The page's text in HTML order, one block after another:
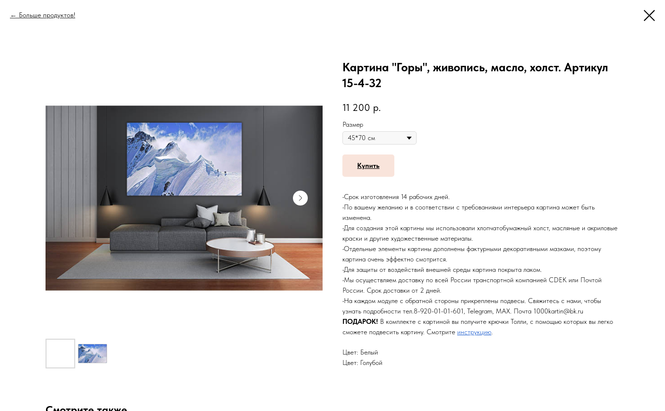
Больше продуктов!
Картина "Горы", живопись, масло, холст. Артикул
15-4-32
11 200 р.
Размер
Купить
•Срок изготовления 14 рабочих дней.
•По вашему желанию и в соответствии с требованиями интерьера картина может быть
изменена.
•Для создания этой картины мы использовали хлопчатобумажный холст, масляные и акриловые
краски и другие художественные материалы.
•Отдельные элементы картины дополнены фактурными декоративными мазками, поэтому
картина очень эффектно смотрится.
•Для защиты от воздействий внешней среды картина покрыта лаком.
•Мы осуществляем доставку по всей России транспортной компанией CDEK или Почтой
России. Срок доставки от 2 дней.
•На каждом модуле с обратной стороны прикреплены подвесы. Свяжитесь с нами, чтобы
узнать подробности тел.8-920-01-01-601, Telegram, MAX. Почта 1000kartin@bk.ru
ПОДАРОК! В комплекте с картиной вы получите крючки Толли, с помощью которых вы легко
сможете подвесить картину. Смотрите инструкцию
Цвет: Белый
Цвет: Голубой